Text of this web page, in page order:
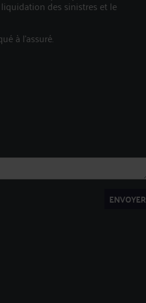
des sinistres et le
à l’assuré.
ENVOYER